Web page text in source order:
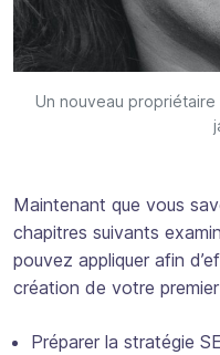
Un nouveau propriétaire
Maintenant que vous
chapitres suivants
pouvez appliquer afin
création de votre
Préparer la stratégie